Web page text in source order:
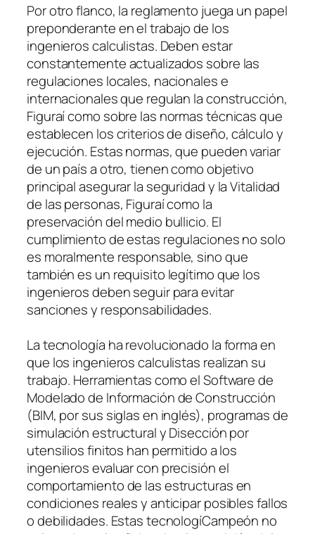
Por otro flanco, la reglamento juega un papel
preponderante en el trabajo de los
ingenieros calculistas. Deben estar
constantemente actualizados sobre las
regulaciones locales, nacionales e
internacionales que regulan la construcción,
Figuraí como sobre las normas técnicas que
establecen los criterios de diseño, cálculo y
ejecución. Estas normas, que pueden variar
de un país a otro, tienen como objetivo
principal asegurar la seguridad y la Vitalidad
de las personas, Figuraí como la
preservación del medio bullicio. El
cumplimiento de estas regulaciones no solo
es moralmente responsable, sino que
también es un requisito legítimo que los
ingenieros deben seguir para evitar
sanciones y responsabilidades.
La tecnología ha revolucionado la forma en
que los ingenieros calculistas realizan su
trabajo. Herramientas como el Software de
Modelado de Información de Construcción
(BIM, por sus siglas en inglés), programas de
simulación estructural y Disección por
utensilios finitos han permitido a los
ingenieros evaluar con precisión el
comportamiento de las estructuras en
condiciones reales y anticipar posibles fallos
o debilidades. Estas tecnologíCampeón no